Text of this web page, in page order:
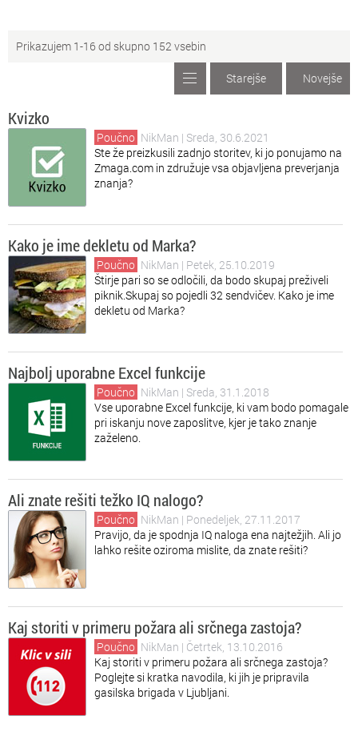
Ostalo
Prikazujem 1-16 od skupno 152 vsebin
Novejše
Starejše
Kvizko
Poučno NikMan | Sreda, 30.6.2021
Ste že preizkusili zadnjo storitev, ki jo ponujamo na
Zmaga.com in združuje vsa objavljena preverjanja
znanja?
Kako je ime dekletu od Marka?
Poučno NikMan | Petek, 25.10.2019
Štirje pari so se odločili, da bodo skupaj preživeli
piknik.Skupaj so pojedli 32 sendvičev. Kako je ime
dekletu od Marka?
Najbolj uporabne Excel funkcije
Poučno NikMan | Sreda, 31.1.2018
Vse uporabne Excel funkcije, ki vam bodo pomagale
pri iskanju nove zaposlitve, kjer je tako znanje
zaželeno.
Ali znate rešiti težko IQ nalogo?
Poučno NikMan | Ponedeljek, 27.11.2017
Pravijo, da je spodnja IQ naloga ena najtežjih. Ali jo
lahko rešite oziroma mislite, da znate rešiti?
Kaj storiti v primeru požara ali srčnega zastoja?
Poučno NikMan | Četrtek, 13.10.2016
Kaj storiti v primeru požara ali srčnega zastoja?
Poglejte si kratka navodila, ki jih je pripravila
gasilska brigada v Ljubljani.